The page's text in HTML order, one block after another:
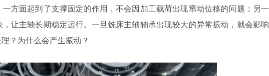
方面起到了支撑固定的作用，不会因加工载荷出现窜动位移的问题；另一
让主轴长期稳定运行。一旦铣床主轴轴承出现较大的异常振动，就会影响
？为什么会产生振动？